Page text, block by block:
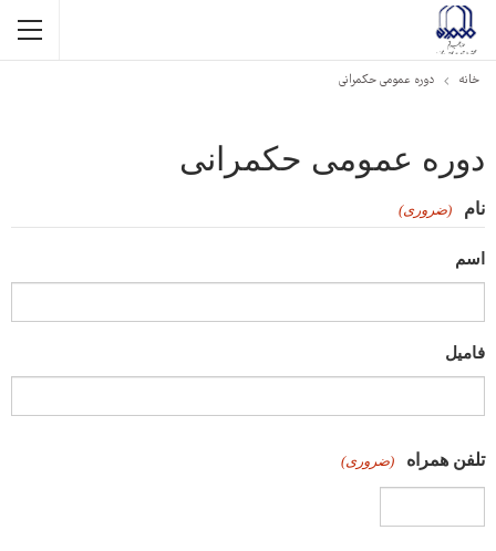
خانه دوره عمومی حکمرانی
دوره عمومی حکمرانی
نام (ضروری)
اسم
فامیل
تلفن همراه (ضروری)